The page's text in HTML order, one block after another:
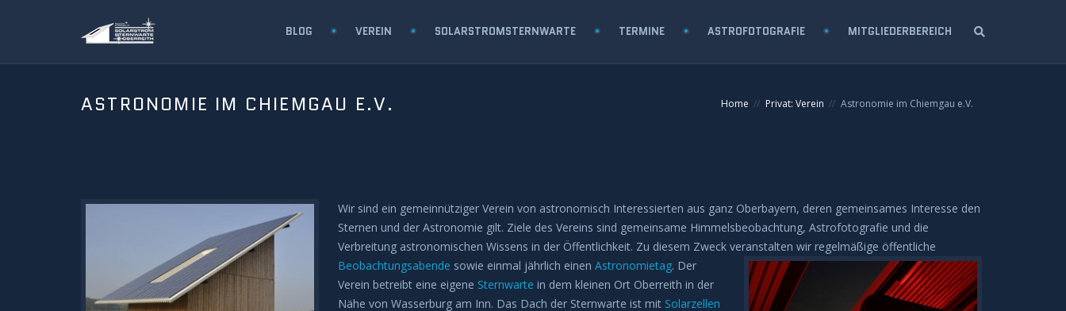
BLOG VEREIN SOLARSTROMSTERNWARTE TERMINE ASTROFOTOGRAFIE MITGLIEDERBEREICH
ASTRONOMIE IM CHIEMGAU E.V. Home Privat: Verein Astronomie im Chiemgau e.V.
Wir sind ein gemeinnütziger Verein von astronomisch Interessierten aus ganz Oberbayern, deren gemeinsames Interesse den
Sternen und der Astronomie gilt. Ziele des Vereins sind gemeinsame Himmelsbeobachtung, Astrofotografie und die
Verbreitung astronomischen Wissens in der Öffentlichkeit. Zu diesem Zweck veranstalten wir regelmäßige öffentliche
Beobachtungsabende sowie einmal jährlich einen Astronomietag. Der
Verein betreibt eine eigene Sternwarte in dem kleinen Ort Oberreith in der
Nähe von Wasserburg am Inn. Das Dach der Sternwarte ist mit Solarzellen